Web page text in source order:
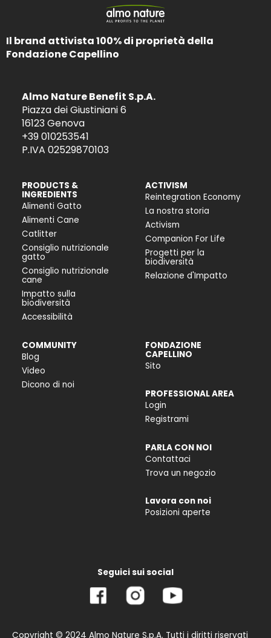
Il brand attivista 100% di proprietà della
Fondazione Capellino
Almo Nature Benefit S.p.A.
Piazza dei Giustiniani 6
16123 Genova
+39 010253541
P.IVA 02529870103
PRODUCTS &
INGREDIENTS
Alimenti Gatto
Alimenti Cane
Catlitter
Consiglio nutrizionale
gatto
Consiglio nutrizionale
cane
Impatto sulla
biodiversità
Accessibilità
ACTIVISM
Reintegration Economy
La nostra storia
Activism
Companion For Life
Progetti per la
biodiversità
Relazione d'Impatto
COMMUNITY
Blog
Video
Dicono di noi
FONDAZIONE
CAPELLINO
Sito
PROFESSIONAL AREA
Login
Registrami
PARLA CON NOI
Contattaci
Trova un negozio
Lavora con noi
Posizioni aperte
Seguici sui social
Copyright © 2024 Almo Nature S.p.A. Tutti i diritti riservati